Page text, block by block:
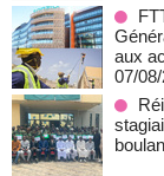
aux
07/